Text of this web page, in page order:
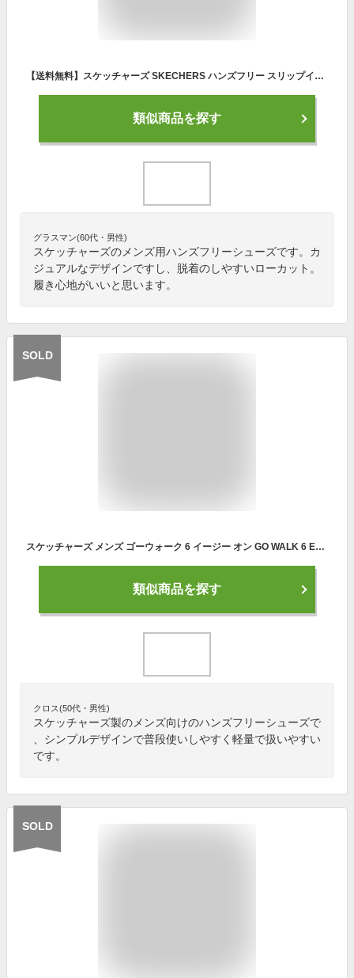
【送料無料】スケッチャーズ SKECHERS ハンズフリー スリップインズ スニーカー 靴 メンズ ゴーウォークフレックス-ノーハンズ 216491 スリッポン ブラック 黒 ネイビー メモリーフォーム マシンウォッシャブル ローカット カジュアルシューズ 【あす楽】 evid
類似商品を探す
グラスマン(60代・男性)
スケッチャーズのメンズ用ハンズフリーシューズです。カ
ジュアルなデザインですし、脱着のしやすいローカット。
履き心地がいいと思います。
SOLD
スケッチャーズ メンズ ゴーウォーク 6 イージー オン GO WALK 6 EASY ON スニーカー シューズ スリップインズ スリッポン ハンズフリー 送料無料 SKECHERS 216278
類似商品を探す
クロス(50代・男性)
スケッチャーズ製のメンズ向けのハンズフリーシューズで
、シンプルデザインで普段使いしやすく軽量で扱いやすい
です。
SOLD